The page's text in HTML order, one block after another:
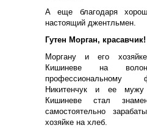
А еще благодаря
настоящий джентльмен.
Гутен Морган, красавчик!
Моргану и его
Кишиневе на
Никитенчук и ее
Кишиневе стал
самостоятельно
хозяйке на хлеб.